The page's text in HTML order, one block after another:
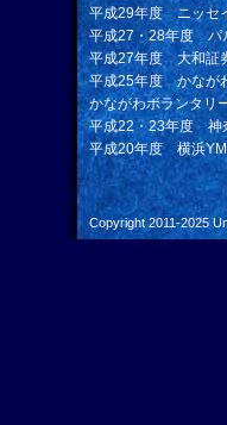
平成29年度 ニッセ
平成27・28年度 パ
平成27年度 大和証
平成25年度 かなが
かながわボランタリ
平成22・23年度 神
平成20年度 横浜
Copyright 2011-2025